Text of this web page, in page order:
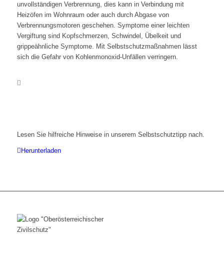
unvollständigen Verbrennung, dies kann in Verbindung mit
Heizöfen im Wohnraum oder auch durch Abgase von
Verbrennungsmotoren geschehen. Symptome einer leichten
Vergiftung sind Kopfschmerzen, Schwindel, Übelkeit und
grippeähnliche Symptome. Mit Selbstschutzmaßnahmen lässt
sich die Gefahr von Kohlenmonoxid-Unfällen verringern.
Lesen Sie hilfreiche Hinweise in unserem Selbstschutztipp nach.
Herunterladen